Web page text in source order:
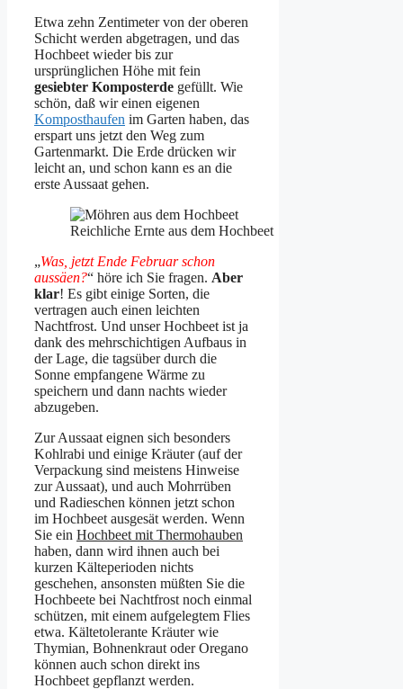
Etwa zehn Zentimeter von der oberen
Schicht werden abgetragen, und das
Hochbeet wieder bis zur
ursprünglichen Höhe mit fein
gesiebter Komposterde gefüllt. Wie
schön, daß wir einen eigenen
Komposthaufen im Garten haben, das
erspart uns jetzt den Weg zum
Gartenmarkt. Die Erde drücken wir
leicht an, und schon kann es an die
erste Aussaat gehen.
Reichliche Ernte aus dem Hochbeet
„Was, jetzt Ende Februar schon
aussäen?“ höre ich Sie fragen. Aber
klar! Es gibt einige Sorten, die
vertragen auch einen leichten
Nachtfrost. Und unser Hochbeet ist ja
dank des mehrschichtigen Aufbaus in
der Lage, die tagsüber durch die
Sonne empfangene Wärme zu
speichern und dann nachts wieder
abzugeben.
Zur Aussaat eignen sich besonders
Kohlrabi und einige Kräuter (auf der
Verpackung sind meistens Hinweise
zur Aussaat), und auch Mohrrüben
und Radieschen können jetzt schon
im Hochbeet ausgesät werden. Wenn
Sie ein Hochbeet mit Thermohauben
haben, dann wird ihnen auch bei
kurzen Kälteperioden nichts
geschehen, ansonsten müßten Sie die
Hochbeete bei Nachtfrost noch einmal
schützen, mit einem aufgelegtem Flies
etwa. Kältetolerante Kräuter wie
Thymian, Bohnenkraut oder Oregano
können auch schon direkt ins
Hochbeet gepflanzt werden.